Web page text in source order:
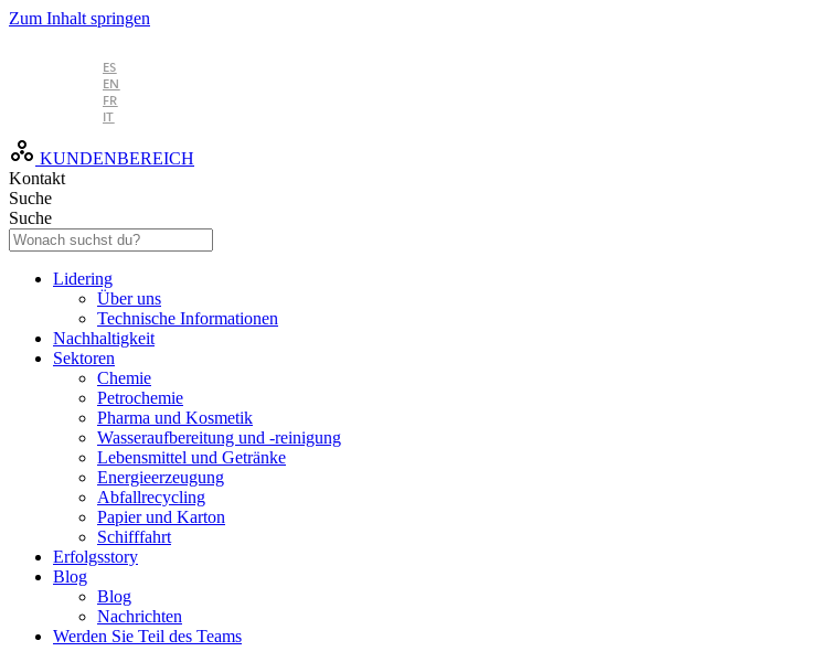
Zum Inhalt springen
ES
EN
FR
IT
KUNDENBEREICH
Kontakt
Suche
Suche
Lidering
Über uns
Technische Informationen
Nachhaltigkeit
Sektoren
Chemie
Petrochemie
Pharma und Kosmetik
Wasseraufbereitung und -reinigung
Lebensmittel und Getränke
Energieerzeugung
Abfallrecycling
Papier und Karton
Schifffahrt
Erfolgsstory
Blog
Blog
Nachrichten
Werden Sie Teil des Teams